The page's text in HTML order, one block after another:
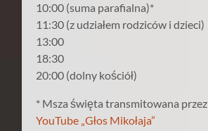
10:00 (suma parafialna)*
11:30 (z udziałem rodziców i dzieci)
13:00
18:30
20:00 (dolny kościół)
* Msza święta transmitowana przez
YouTube „Głos Mikołaja”